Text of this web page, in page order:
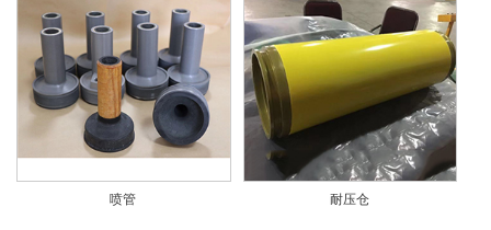
喷管 耐压仓